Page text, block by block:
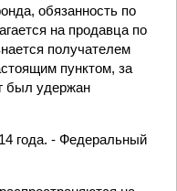
обязанность по
на продавца по
получателем
пунктом, за
был удержан
года. - Федеральный